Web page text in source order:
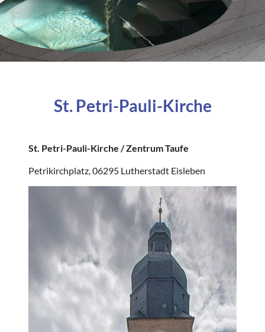
St. Petri-Pauli-Kirche
St. Petri-Pauli-Kirche / Zentrum Taufe
Petrikirchplatz, 06295 Lutherstadt Eisleben